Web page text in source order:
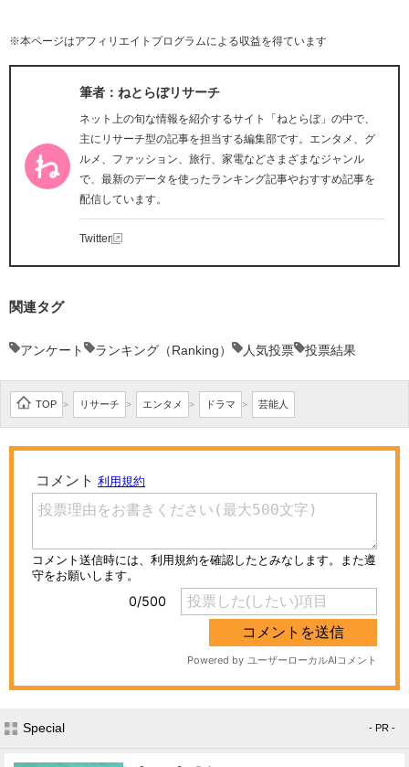
※本ページはアフィリエイトプログラムによる収益を得ています
筆者：ねとらぼリサーチ
ネット上の旬な情報を紹介するサイト「ねとらぼ」の中で、
主にリサーチ型の記事を担当する編集部です。エンタメ、グ
ルメ、ファッション、旅行、家電などさまざまなジャンル
で、最新のデータを使ったランキング記事やおすすめ記事を
配信しています。
Twitter
関連タグ
アンケート ランキング（Ranking） 人気投票 投票結果
TOP > リサーチ > エンタメ > ドラマ > 芸能人
Special - PR -